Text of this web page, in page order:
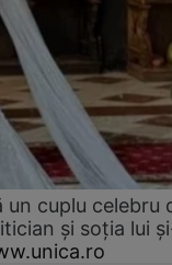
un cuplu celebru
și soția lui